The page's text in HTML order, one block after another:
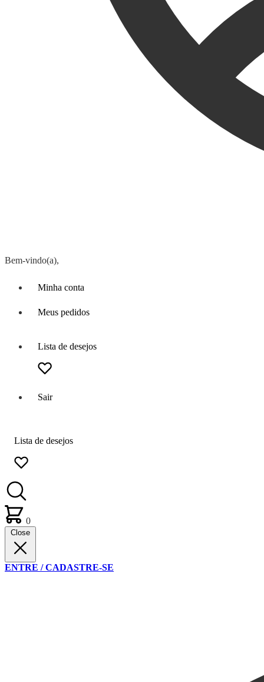
Bem-vindo(a),
Minha conta
Meus pedidos
Lista de desejos
Sair
Lista de desejos
0
Close
ENTRE / CADASTRE-SE